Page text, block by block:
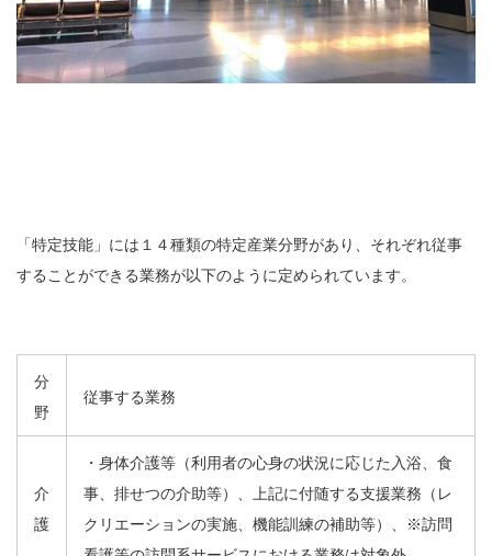
「特定技能」には１４種類の特定産業分野があり、それぞれ従事
することができる業務が以下のように定められています。
分
野
従事する業務
介
護
・身体介護等（利用者の心身の状況に応じた入浴、食
事、排せつの介助等）、上記に付随する支援業務（レ
クリエーションの実施、機能訓練の補助等）、※訪問